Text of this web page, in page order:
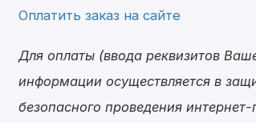
Оплатить заказ на сайте
Для оплаты (ввода реквизитов
информации осуществляется в
безопасного проведения